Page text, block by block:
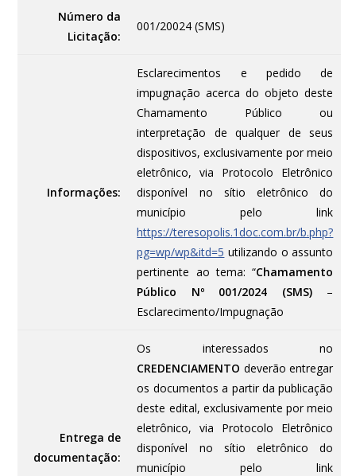
Número da
Licitação:
001/20024 (SMS)
Informações:
Esclarecimentos e pedido de
impugnação acerca do objeto deste
Chamamento Público ou
interpretação de qualquer de seus
dispositivos, exclusivamente por meio
eletrônico, via Protocolo Eletrônico
disponível no sítio eletrônico do
município pelo link
https://teresopolis.1doc.com.br/b.php?
pg=wp/wp&itd=5 utilizando o assunto
pertinente ao tema: “Chamamento
Público Nº 001/2024 (SMS)–
Esclarecimento/Impugnação
Entrega de
documentação:
Os interessados no
CREDENCIAMENTO deverão entregar
os documentos a partir da publicação
deste edital, exclusivamente por meio
eletrônico, via Protocolo Eletrônico
disponível no sítio eletrônico do
município pelo link